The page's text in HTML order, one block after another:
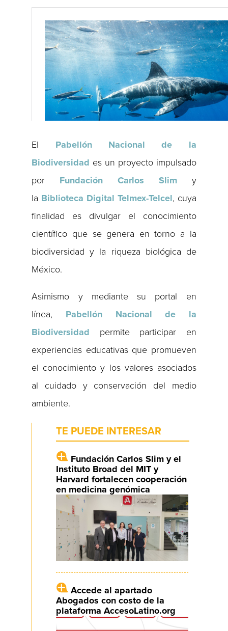
El Pabellón Nacional de la
Biodiversidad es un proyecto impulsado
por Fundación Carlos Slimy
la Biblioteca Digital Telmex-Telcel, cuya
finalidad es divulgar el conocimiento
científico que se genera en torno a la
biodiversidad y la riqueza biológica de
México.
Asimismo y mediante su portal en
línea, Pabellón Nacional de la
Biodiversidad permite participar en
experiencias educativas que promueven
el conocimiento y los valores asociados
al cuidado y conservación del medio
ambiente.
TE PUEDE INTERESAR
Fundación Carlos Slim y el
Instituto Broad del MIT y
Harvard fortalecen cooperación
en medicina genómica
Accede al apartado
Abogados con costo de la
plataforma AccesoLatino.org